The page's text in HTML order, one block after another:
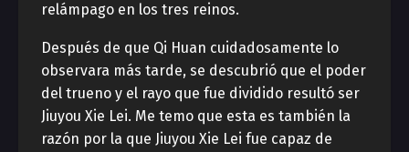
relámpago en los tres reinos.
Después de que Qi Huan cuidadosamente lo
observara más tarde, se descubrió que el poder
del trueno y el rayo que fue dividido resultó ser
Jiuyou Xie Lei. Me temo que esta es también la
razón por la que Jiuyou Xie Lei fue capaz de